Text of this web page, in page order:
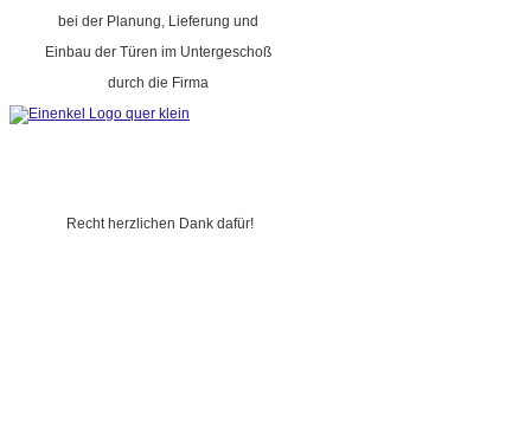
bei der Planung, Lieferung und
Einbau der Türen im Untergeschoß
durch die Firma
Recht herzlichen Dank dafür!